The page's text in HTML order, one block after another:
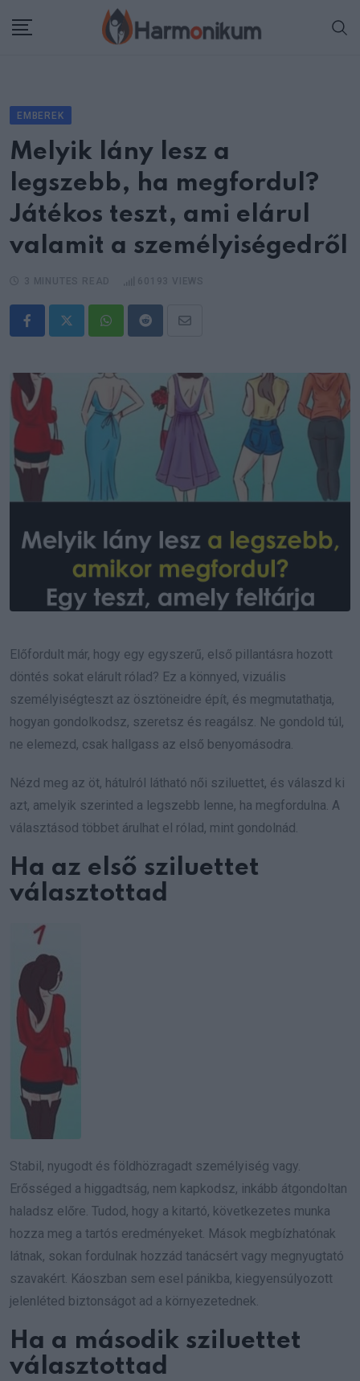
EMBEREK
Melyik lány lesz a
legszebb, ha megfordul?
Játékos teszt, ami elárul
valamit a személyiségedről
WhatsappRedditShare
Email
Előfordult már, hogy egy egyszerű, első pillantásra hozott
döntés sokat elárult rólad? Ez a könnyed, vizuális
személyiségteszt az ösztöneidre épít, és megmutathatja,
hogyan gondolkodsz, szeretsz és reagálsz. Ne gondold túl,
ne elemezd, csak hallgass az első benyomásodra.
Nézd meg az öt, hátulról látható női sziluettet, és válaszd ki
azt, amelyik szerinted a legszebb lenne, ha megfordulna. A
választásod többet árulhat el rólad, mint gondolnád.
Ha az első sziluettet
választottad
Stabil, nyugodt és földhözragadt személyiség vagy.
Erősséged a higgadtság, nem kapkodsz, inkább átgondoltan
haladsz előre. Tudod, hogy a kitartó, következetes munka
hozza meg a tartós eredményeket. Mások megbízhatónak
látnak, sokan fordulnak hozzád tanácsért vagy megnyugtató
szavakért. Káoszban sem esel pánikba, kiegyensúlyozott
jelenléted biztonságot ad a környezetednek.
Ha a második sziluettet
választottad